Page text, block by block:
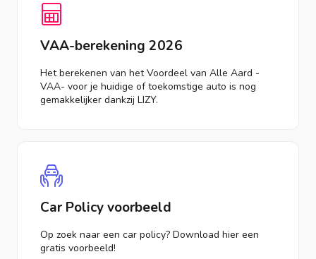
VAA-berekening 2026
Het berekenen van het Voordeel van Alle Aard -
VAA- voor je huidige of toekomstige auto is nog
gemakkelijker dankzij LIZY.
Car Policy voorbeeld
Op zoek naar een car policy? Download hier een
gratis voorbeeld!